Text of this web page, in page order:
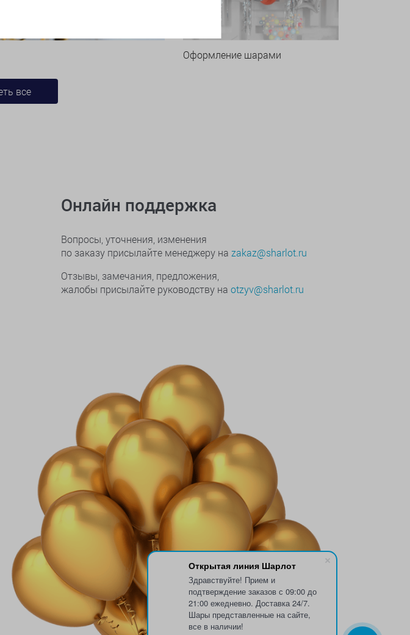
Открытая линия Шарлот
Здравствуйте! Прием и
подтверждение заказов с 09:00 до
21:00 ежедневно. Доставка 24/7.
Шары представленные на сайте,
все в наличии!
Оформление шарами
все
Онлайн поддержка
Вопросы, уточнения, изменения
по заказу присылайте менеджеру на zakaz@sharlot.ru
Отзывы, замечания, предложения,
жалобы присылайте руководству на otzyv@sharlot.ru